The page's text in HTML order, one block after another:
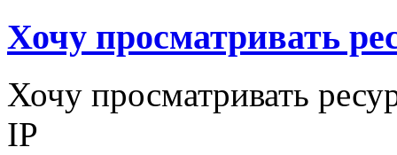
Хочу просматривать
Хочу просматривать
IP